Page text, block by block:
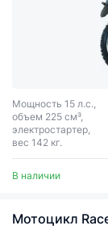
Мощность 15 л.с.,
объем 225 см³,
электростартер,
вес 142 кг.
В наличии
Мотоцикл